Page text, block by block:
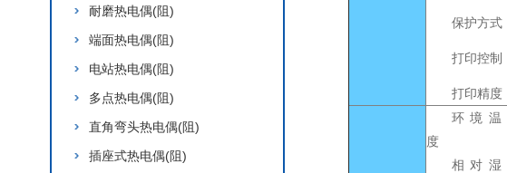
耐磨热电偶(阻)
端面热电偶(阻)
电站热电偶(阻)
多点热电偶(阻)
直角弯头热电偶(阻)
插座式热电偶(阻)
保护方式
打印控制
打印精度
环境温
度
相对湿